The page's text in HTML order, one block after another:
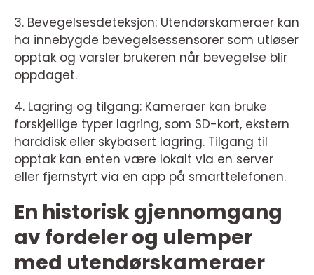
3. Bevegelsesdeteksjon: Utendørskameraer kan
ha innebygde bevegelsessensorer som utløser
opptak og varsler brukeren når bevegelse blir
oppdaget.
4. Lagring og tilgang: Kameraer kan bruke
forskjellige typer lagring, som SD-kort, ekstern
harddisk eller skybasert lagring. Tilgang til
opptak kan enten være lokalt via en server
eller fjernstyrt via en app på smarttelefonen.
En historisk gjennomgang
av fordeler og ulemper
med utendørskameraer